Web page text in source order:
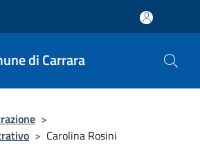
di Carrara
>
> Carolina Rosini